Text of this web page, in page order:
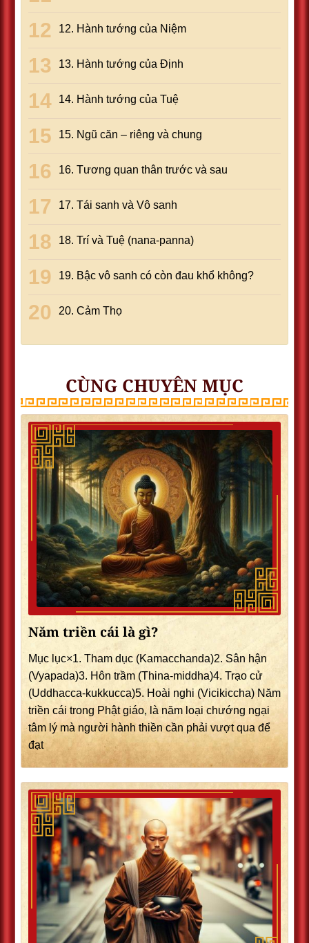
12. Hành tướng của Niệm
13. Hành tướng của Định
14. Hành tướng của Tuệ
15. Ngũ căn – riêng và chung
16. Tương quan thân trước và sau
17. Tái sanh và Vô sanh
18. Trí và Tuệ (nana-panna)
19. Bậc vô sanh có còn đau khổ không?
20. Cảm Thọ
CÙNG CHUYÊN MỤC
Năm triền cái là gì?
Mục lục×1. Tham dục (Kamacchanda)2. Sân hận
(Vyapada)3. Hôn trầm (Thina-middha)4. Trạo cử
(Uddhacca-kukkucca)5. Hoài nghi (Vicikiccha) Năm
triền cái trong Phật giáo, là năm loại chướng ngại
tâm lý mà người hành thiền cần phải vượt qua để
đạt